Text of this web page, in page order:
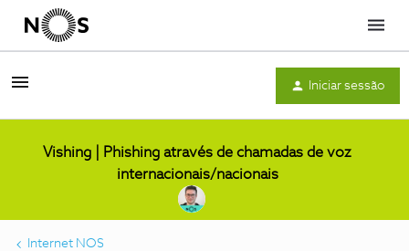
Menu
Iniciar sessão
Vishing | Phishing através de chamadas de voz
internacionais/nacionais
Internet NOS